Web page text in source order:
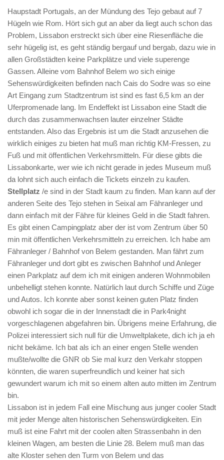
Haupstadt Portugals, an der Mündung des Tejo gebaut auf 7
Hügeln wie Rom. Hört sich gut an aber da liegt auch schon das
Problem, Lissabon erstreckt sich über eine Riesenfläche die
sehr hügelig ist, es geht ständig bergauf und bergab, dazu wie in
allen Großstädten keine Parkplätze und viele superenge
Gassen. Alleine vom Bahnhof Belem wo sich einige
Sehenswürdigkeiten befinden nach Cais do Sodre was so eine
Art Eingang zum Stadtzentrum ist sind es fast 6,5 km an der
Uferpromenade lang. Im Endeffekt ist Lissabon eine Stadt die
durch das zusammenwachsen lauter einzelner Städte
entstanden. Also das Ergebnis ist um die Stadt anzusehen die
wirklich einiges zu bieten hat muß man richtig KM-Fressen, zu
Fuß und mit öffentlichen Verkehrsmitteln. Für diese gibts die
Lissabonkarte, wer wie ich nicht gerade in jedes Museum muß
da lohnt sich auch einfach die Tickets einzeln zu kaufen.
Stellplatz /e sind in der Stadt kaum zu finden. Man kann auf der
anderen Seite des Tejo stehen in Seixal am Fähranleger und
dann einfach mit der Fähre für kleines Geld in die Stadt fahren.
Es gibt einen Campingplatz aber der ist vom Zentrum über 50
min mit öffentlichen Verkehrsmitteln zu erreichen. Ich habe am
Fähranleger / Bahnhof von Belem gestanden. Man fährt zum
Fähranleger und dort gibt es zwischen Bahnhof und Anleger
einen Parkplatz auf dem ich mit einigen anderen Wohnmobilen
unbehelligt stehen konnte. Natürlich laut durch Schiffe und Züge
und Autos. Ich konnte aber sonst keinen guten Platz finden
obwohl ich sogar die in der Innenstadt die in Park4night
vorgeschlagenen abgefahren bin. Übrigens meine Erfahrung, die
Polizei interessiert sich null für die Umweltplakete, dich ich ja eh
nicht bekäme. Ich bat als ich an einer engen Stelle wenden
mußte/wollte die GNR ob Sie mal kurz den Verkahr stoppen
könnten, die waren superfreundlich und keiner hat sich
gewundert warum ich mit so einem alten auto mitten im Zentrum
bin.
Lissabon ist in jedem Fall eine Mischung aus junger cooler Stadt
mit jeder Menge alten historischen Sehenswürdigkeiten. Ein
muß ist eine Fahrt mit der coolen alten Strassenbahn in den
kleinen Wagen, am besten die Linie 28. Belem muß man das
alte Kloster sehen den Turm von Belem und das